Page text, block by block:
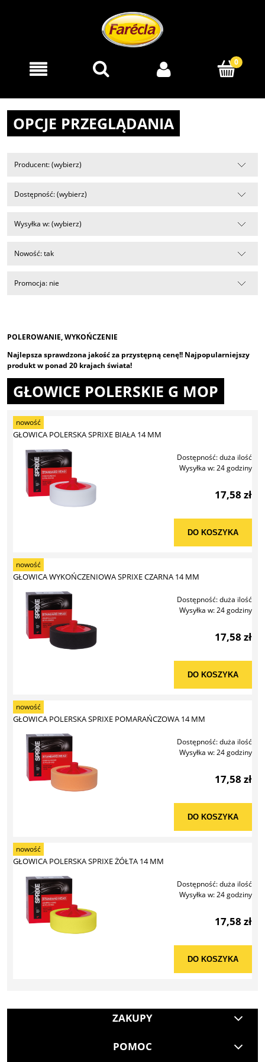
OPCJE PRZEGLĄDANIA
Producent: (wybierz)
Dostępność: (wybierz)
Wysyłka w: (wybierz)
Nowość: tak
Promocja: nie
POLEROWANIE, WYKOŃCZENIE
Najlepsza sprawdzona jakość za przystępną cenę!! Najpopularniejszy
produkt w ponad 20 krajach świata!
GŁOWICE POLERSKIE G MOP
GŁOWICA POLERSKA SPRIXE BIAŁA 14 MM
Dostępność:duża ilość
Wysyłka w:24 godziny
17,58 zł
DO KOSZYKA
nowość
GŁOWICA WYKOŃCZENIOWA SPRIXE CZARNA 14 MM
Dostępność:duża ilość
Wysyłka w:24 godziny
17,58 zł
DO KOSZYKA
nowość
GŁOWICA POLERSKA SPRIXE POMARAŃCZOWA 14 MM
Dostępność:duża ilość
Wysyłka w:24 godziny
17,58 zł
DO KOSZYKA
nowość
GŁOWICA POLERSKA SPRIXE ŻÓŁTA 14 MM
Dostępność:duża ilość
Wysyłka w:24 godziny
17,58 zł
DO KOSZYKA
nowość
ZAKUPY
POMOC